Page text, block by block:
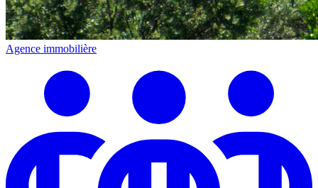
Agence immobilière